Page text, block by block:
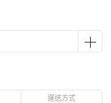
運送方式